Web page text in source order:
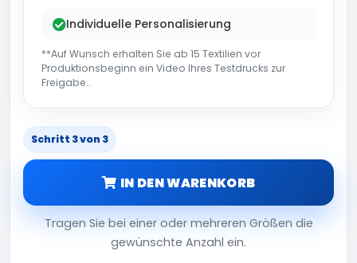
Individuelle Personalisierung
**Auf Wunsch erhalten Sie ab 15 Textilien vor
Produktionsbeginn ein Video Ihres Testdrucks zur
Freigabe..
Schritt 3 von 3
IN DEN WARENKORB
Tragen Sie bei einer oder mehreren Größen die
gewünschte Anzahl ein.